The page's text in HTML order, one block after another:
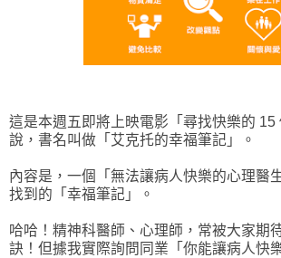
這是本週五即將上映電影「尋找快樂的 15
說，書名叫做「艾克托的幸福筆記」。
內容是，一個「無法讓病人快樂的心理醫
找到的「幸福筆記」。
哈哈！精神科醫師、心理師，常被大家期
訣！但據我實際詢問同業「你能讓病人快